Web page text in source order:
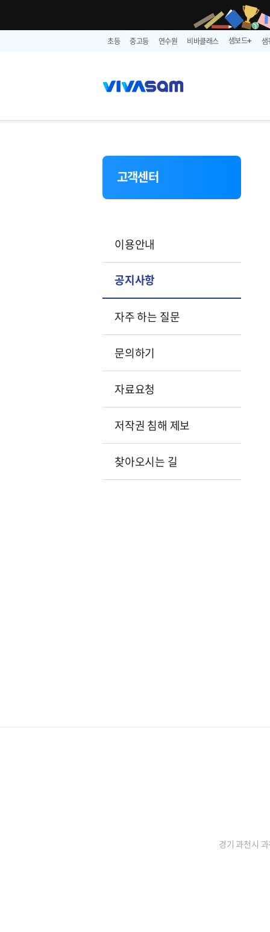
초등 중고등 연수원 비바클래스 샘보드➕
고객센터
이용안내
공지사항
자주 하는 질문
문의하기
자료요청
저작권 침해 제보
찾아오시는 길
경기 과천시